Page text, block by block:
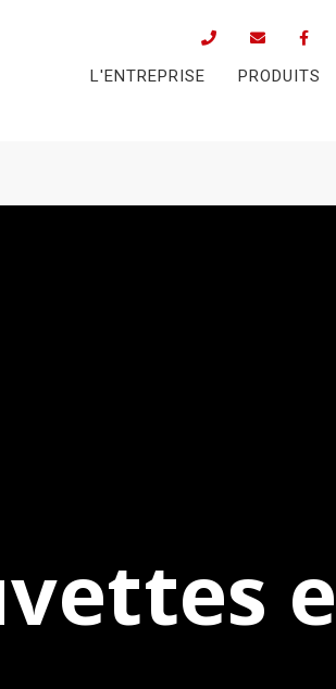
L'ENTREPRISE PRODUITS